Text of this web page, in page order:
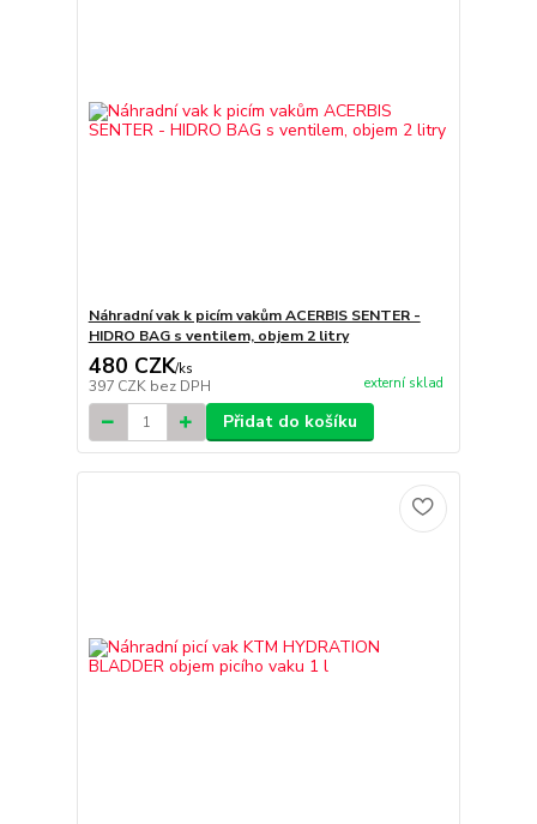
Náhradní vak k picím vakům ACERBIS SENTER -
HIDRO BAG s ventilem, objem 2 litry
480 CZK/ks
397 CZK bez DPH externí sklad
Přidat do košíku